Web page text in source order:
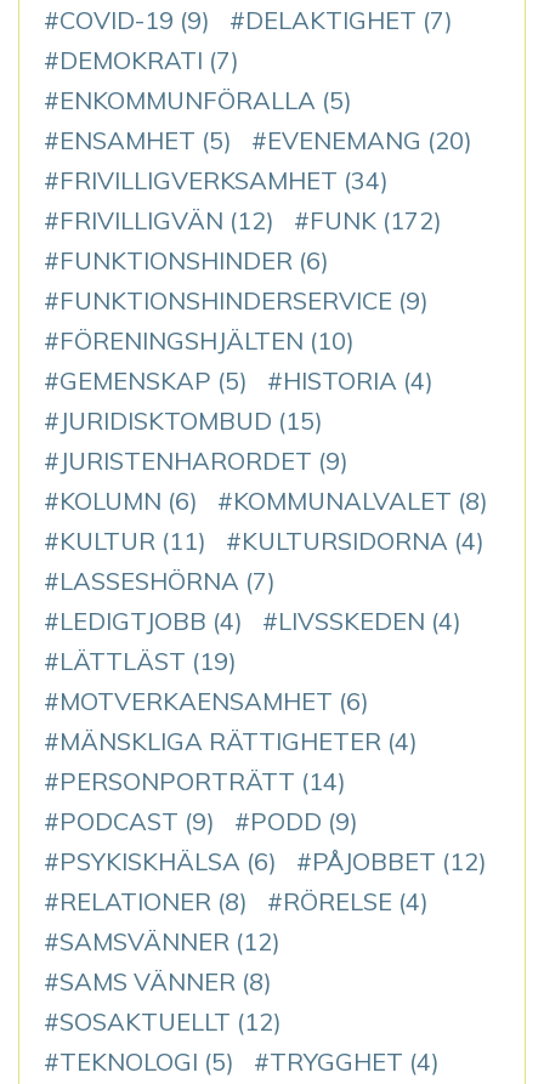
COVID-19 (9) DELAKTIGHET (7)
DEMOKRATI (7)
ENKOMMUNFÖRALLA (5)
ENSAMHET (5) EVENEMANG (20)
FRIVILLIGVERKSAMHET (34)
FRIVILLIGVÄN (12) FUNK (172)
FUNKTIONSHINDER (6)
FUNKTIONSHINDERSERVICE (9)
FÖRENINGSHJÄLTEN (10)
GEMENSKAP (5) HISTORIA (4)
JURIDISKTOMBUD (15)
JURISTENHARORDET (9)
KOLUMN (6) KOMMUNALVALET (8)
KULTUR (11) KULTURSIDORNA (4)
LASSESHÖRNA (7)
LEDIGTJOBB (4) LIVSSKEDEN (4)
LÄTTLÄST (19)
MOTVERKAENSAMHET (6)
MÄNSKLIGA RÄTTIGHETER (4)
PERSONPORTRÄTT (14)
PODCAST (9) PODD (9)
PSYKISKHÄLSA (6) PÅJOBBET (12)
RELATIONER (8) RÖRELSE (4)
SAMSVÄNNER (12)
SAMS VÄNNER (8)
SOSAKTUELLT (12)
TEKNOLOGI (5) TRYGGHET (4)